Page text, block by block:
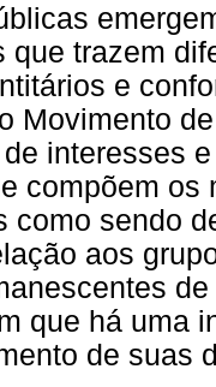
que trazem
e
Movimento
interesses
compõem
como sendo
aos
que há uma
de suas